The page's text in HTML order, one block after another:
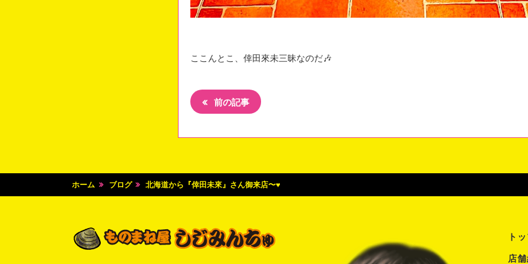
ここんとこ、倖田來未三昧なのだ🎶
前の記事
ホーム ブログ 北海道から『倖田未來』さん御来店〜♥️
ト
店